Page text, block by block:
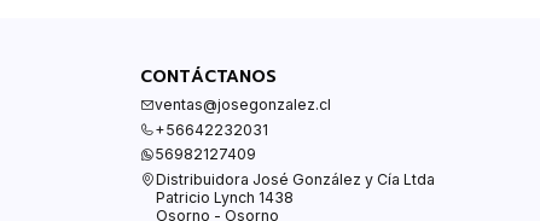
CONTÁCTANOS
ventas@josegonzalez.cl
+56642232031
56982127409
Distribuidora José González y Cía Ltda
Patricio Lynch 1438
Osorno - Osorno